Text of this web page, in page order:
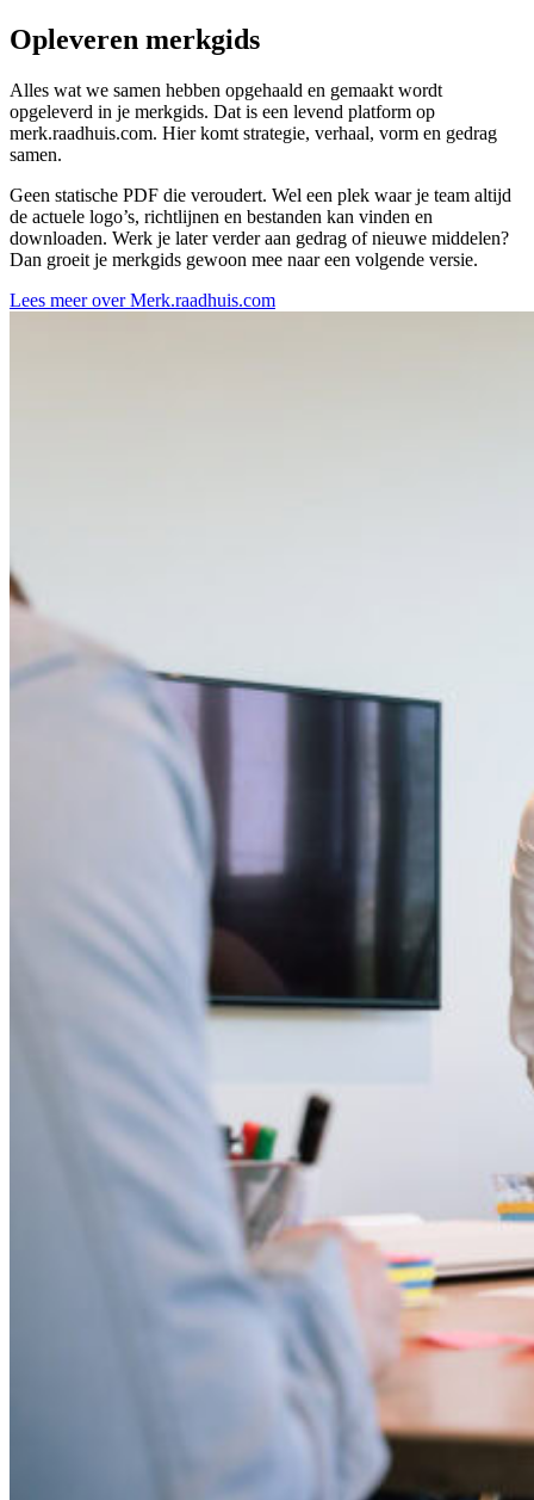
Opleveren merkgids
Alles wat we samen hebben opgehaald en gemaakt wordt
opgeleverd in je merkgids. Dat is een levend platform op
merk.raadhuis.com. Hier komt strategie, verhaal, vorm en gedrag
samen.
Geen statische PDF die veroudert. Wel een plek waar je team altijd
de actuele logo’s, richtlijnen en bestanden kan vinden en
downloaden. Werk je later verder aan gedrag of nieuwe middelen?
Dan groeit je merkgids gewoon mee naar een volgende versie.
Lees meer over Merk.raadhuis.com